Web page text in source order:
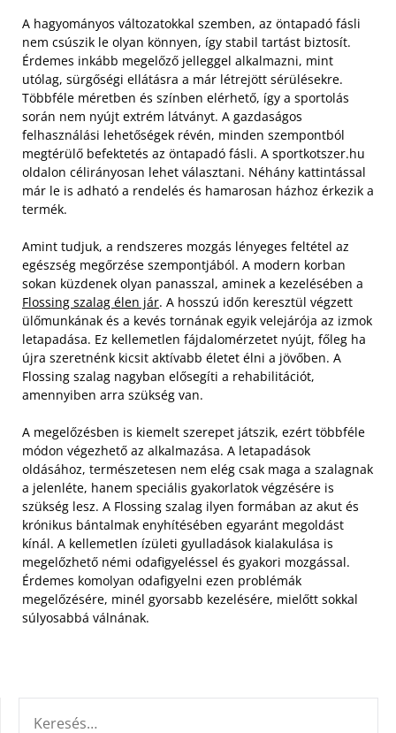
A hagyományos változatokkal szemben, az öntapadó fásli
nem csúszik le olyan könnyen, így stabil tartást biztosít.
Érdemes inkább megelőző jelleggel alkalmazni, mint
utólag, sürgőségi ellátásra a már létrejött sérülésekre.
Többféle méretben és színben elérhető, így a sportolás
során nem nyújt extrém látványt. A gazdaságos
felhasználási lehetőségek révén, minden szempontból
megtérülő befektetés az öntapadó fásli. A sportkotszer.hu
oldalon célirányosan lehet választani. Néhány kattintással
már le is adható a rendelés és hamarosan házhoz érkezik a
termék.
Amint tudjuk, a rendszeres mozgás lényeges feltétel az
egészség megőrzése szempontjából. A modern korban
sokan küzdenek olyan panasszal, aminek a kezelésében a
Flossing szalag élen jár. A hosszú időn keresztül végzett
ülőmunkának és a kevés tornának egyik velejárója az izmok
letapadása. Ez kellemetlen fájdalomérzetet nyújt, főleg ha
újra szeretnénk kicsit aktívabb életet élni a jövőben. A
Flossing szalag nagyban elősegíti a rehabilitációt,
amennyiben arra szükség van.
A megelőzésben is kiemelt szerepet játszik, ezért többféle
módon végezhető az alkalmazása. A letapadások
oldásához, természetesen nem elég csak maga a szalagnak
a jelenléte, hanem speciális gyakorlatok végzésére is
szükség lesz. A Flossing szalag ilyen formában az akut és
krónikus bántalmak enyhítésében egyaránt megoldást
kínál. A kellemetlen ízületi gyulladások kialakulása is
megelőzhető némi odafigyeléssel és gyakori mozgással.
Érdemes komolyan odafigyelni ezen problémák
megelőzésére, minél gyorsabb kezelésére, mielőtt sokkal
súlyosabbá válnának.